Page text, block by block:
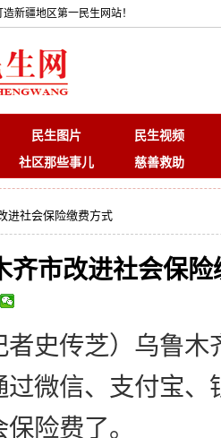
新疆地区第一民生网站！
民生图片
民生视频
社区那些事儿 慈善救助
进社会保险缴费方式
齐市改进社会保险
者史传芝）乌鲁木
过微信、支付宝、
险费了。